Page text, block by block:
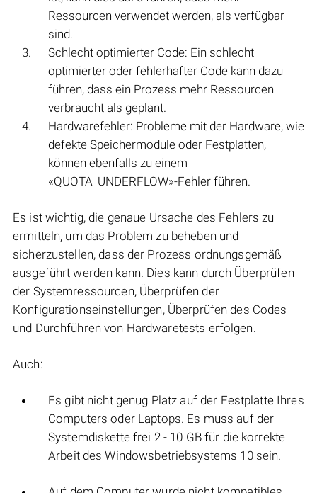
Ressourcen verwendet werden, als verfügbar
sind.
Schlecht optimierter Code: Ein schlecht
optimierter oder fehlerhafter Code kann dazu
führen, dass ein Prozess mehr Ressourcen
verbraucht als geplant.
Hardwarefehler: Probleme mit der Hardware, wie
defekte Speichermodule oder Festplatten,
können ebenfalls zu einem
«QUOTA_UNDERFLOW»-Fehler führen.
Es ist wichtig, die genaue Ursache des Fehlers zu
ermitteln, um das Problem zu beheben und
sicherzustellen, dass der Prozess ordnungsgemäß
ausgeführt werden kann. Dies kann durch Überprüfen
der Systemressourcen, Überprüfen der
Konfigurationseinstellungen, Überprüfen des Codes
und Durchführen von Hardwaretests erfolgen.
Auch:
Es gibt nicht genug Platz auf der Festplatte Ihres
Computers oder Laptops. Es muss auf der
Systemdiskette frei 2 - 10 GB für die korrekte
Arbeit des Windowsbetriebsystems 10 sein.